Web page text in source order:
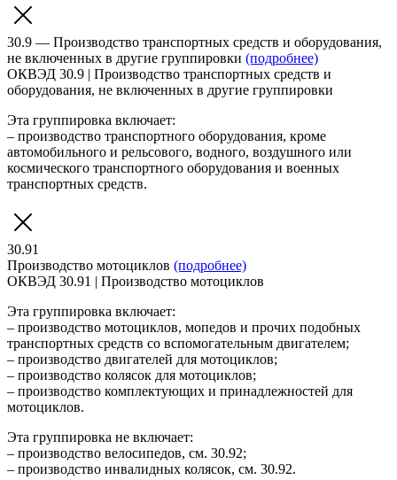
30.9 — Производство транспортных средств и оборудования,
не включенных в другие группировки (подробнее)
ОКВЭД 30.9 | Производство транспортных средств и
оборудования, не включенных в другие группировки
Эта группировка включает:
– производство транспортного оборудования, кроме
автомобильного и рельсового, водного, воздушного или
космического транспортного оборудования и военных
транспортных средств.
30.91
Производство мотоциклов (подробнее)
ОКВЭД 30.91 | Производство мотоциклов
Эта группировка включает:
– производство мотоциклов, мопедов и прочих подобных
транспортных средств со вспомогательным двигателем;
– производство двигателей для мотоциклов;
– производство колясок для мотоциклов;
– производство комплектующих и принадлежностей для
мотоциклов.
Эта группировка не включает:
– производство велосипедов, см. 30.92;
– производство инвалидных колясок, см. 30.92.